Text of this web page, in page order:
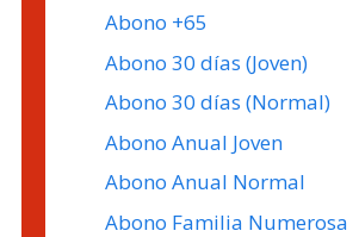
Abono +65
Abono 30 días (Joven)
Abono 30 días (Normal)
Abono Anual Joven
Abono Anual Normal
Abono Familia Numerosa